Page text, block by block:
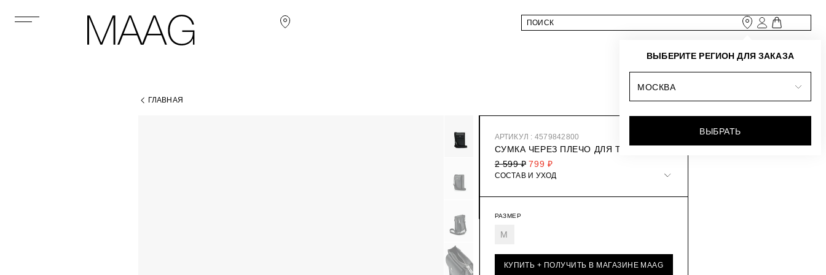
ГЛАВНАЯ
АРТИКУЛ : 4579842800
СУМКА ЧЕРЕЗ ПЛЕЧО ДЛЯ ТЕЛЕФОНА
799 ₽
2 599 ₽
СОСТАВ И УХОД
РАЗМЕР
M
КУПИТЬ + ПОЛУЧИТЬ В МАГАЗИНЕ MAAG
ВЫБЕРИТЕ РЕГИОН ДЛЯ ЗАКАЗА
МОСКВА
ВЫБРАТЬ